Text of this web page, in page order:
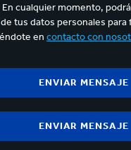
cualquier momento,
tus datos personales para
en contacto con